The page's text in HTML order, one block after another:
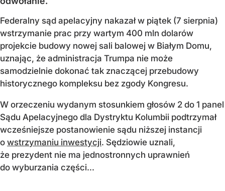
Federalny sąd apelacyjny nakazał w piątek (7 sierpnia)
wstrzymanie prac przy wartym 400 mln dolarów
projekcie budowy nowej sali balowej w Białym Domu,
uznając, że administracja Trumpa nie może
samodzielnie dokonać tak znaczącej przebudowy
historycznego kompleksu bez zgody Kongresu.
W orzeczeniu wydanym stosunkiem głosów 2 do 1 panel
Sądu Apelacyjnego dla Dystryktu Kolumbii podtrzymał
wcześniejsze postanowienie sądu niższej instancji
o wstrzymaniu inwestycji. Sędziowie uznali,
że prezydent nie ma jednostronnych uprawnień
do wyburzania części...